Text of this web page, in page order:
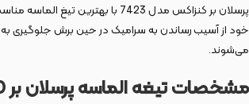
پرسلان بر کنزاکس مدل 7423
خود از آسیب رساندن به سرامیک در حین برش جلوگیری به
می‌شوند.
مشخصات تيغه الماسه پرسلان بر 10×230 توربو 7423